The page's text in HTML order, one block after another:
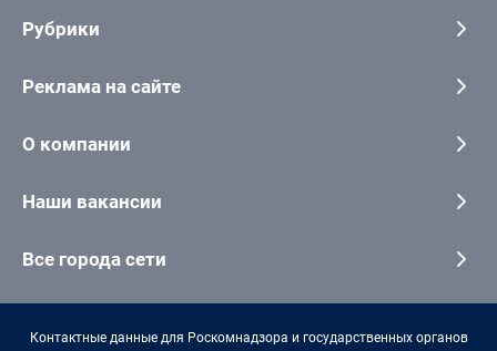
Рубрики
Реклама на сайте
О компании
Наши вакансии
Все города сети
Контактные данные для Роскомнадзора и государственных органов